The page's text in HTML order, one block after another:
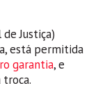
de Justiça)
está permitida
garantia, e
troca.